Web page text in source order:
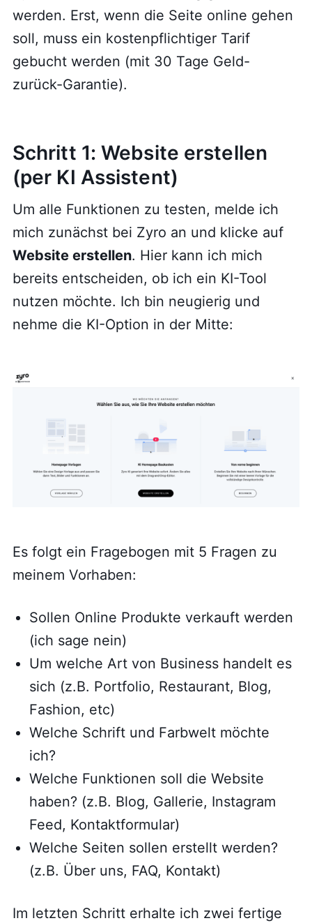
werden. Erst, wenn die Seite online gehen
soll, muss ein kostenpflichtiger Tarif
gebucht werden (mit 30 Tage Geld-
zurück-Garantie).
Schritt 1: Website erstellen
(per KI Assistent)
Um alle Funktionen zu testen, melde ich
mich zunächst bei Zyro an und klicke auf
Website erstellen. Hier kann ich mich
bereits entscheiden, ob ich ein KI-Tool
nutzen möchte. Ich bin neugierig und
nehme die KI-Option in der Mitte:
Es folgt ein Fragebogen mit 5 Fragen zu
meinem Vorhaben:
Sollen Online Produkte verkauft werden
(ich sage nein)
Um welche Art von Business handelt es
sich (z.B. Portfolio, Restaurant, Blog,
Fashion, etc)
Welche Schrift und Farbwelt möchte
ich?
Welche Funktionen soll die Website
haben? (z.B. Blog, Gallerie, Instagram
Feed, Kontaktformular)
Welche Seiten sollen erstellt werden?
(z.B. Über uns, FAQ, Kontakt)
Im letzten Schritt erhalte ich zwei fertige